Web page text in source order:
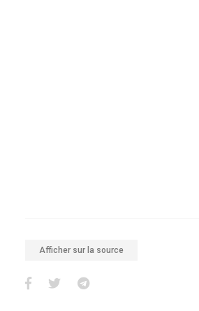
Afficher sur la source